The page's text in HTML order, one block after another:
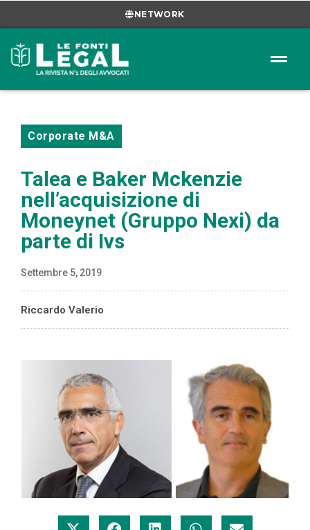
NETWORK
Corporate M&A
Talea e Baker Mckenzie
nell’acquisizione di
Moneynet (Gruppo Nexi) da
parte di Ivs
Settembre 5, 2019
Riccardo Valerio